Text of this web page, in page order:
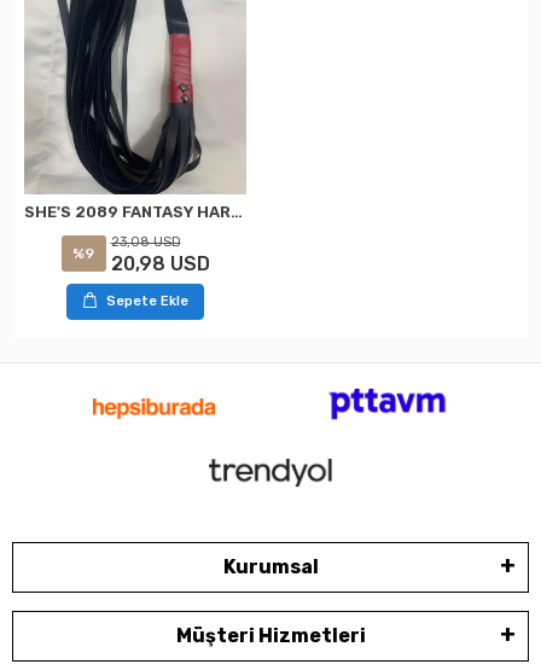
SHE'S 2089 FANTASY HARNESS ACCESSORIO NERO STANDARD
%9
23,08 USD
20,98 USD
Sepete Ekle
Kurumsal
Müşteri Hizmetleri